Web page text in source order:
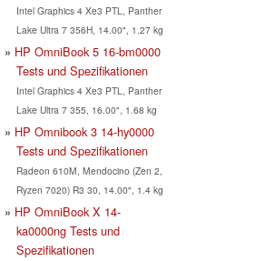
Intel Graphics 4 Xe3 PTL, Panther
Lake Ultra 7 356H, 14.00", 1.27 kg
HP OmniBook 5 16-bm0000
Tests und Spezifikationen
Intel Graphics 4 Xe3 PTL, Panther
Lake Ultra 7 355, 16.00", 1.68 kg
HP Omnibook 3 14-hy0000
Tests und Spezifikationen
Radeon 610M, Mendocino (Zen 2,
Ryzen 7020) R3 30, 14.00", 1.4 kg
HP OmniBook X 14-
ka0000ng Tests und
Spezifikationen